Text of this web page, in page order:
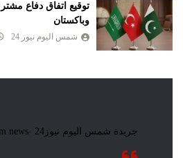
توقيع اتفاق دفاع
وباكستان
شمس اليوم نيوز 24